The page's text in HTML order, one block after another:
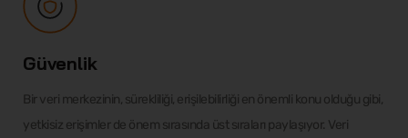
Güvenlik
Bir veri merkezinin, sürekliliği, erişilebilirliği en önemli konu olduğu gibi,
yetkisiz erişimler de önem sırasında üst sıraları paylaşıyor. Veri